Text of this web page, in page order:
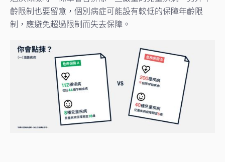
齡限制也要留意，個別病症可能設有較低的保障年齡限
制，應避免超過限制而失去保障。